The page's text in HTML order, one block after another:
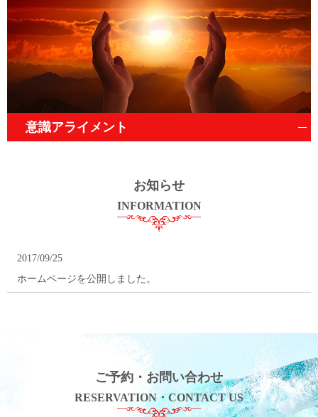
意識アライメント
お知らせ
INFORMATION
2017/09/25
ホームページを公開しました。
ご予約・お問い合わせ
RESERVATION・CONTACT US